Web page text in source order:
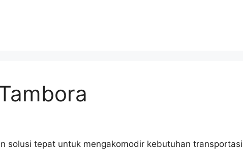
solusi tepat untuk mengakomodir kebutuhan transportasi